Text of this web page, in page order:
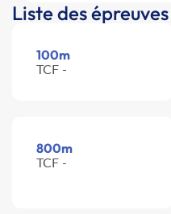
Liste des épreuves
100m
TCF -
800m
TCF -